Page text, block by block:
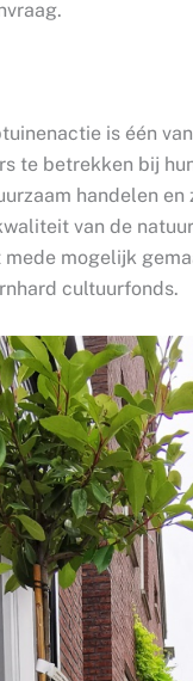
is één
te betrekken bij
handelen
van de
mogelijk
cultuurfonds.